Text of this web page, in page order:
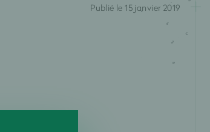
Publié le 15 janvier 2019